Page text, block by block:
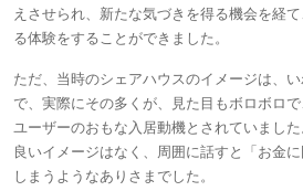
えさせられ、新たな気づきを得る機会を経
る体験をすることができました。
ただ、当時のシェアハウスのイメージは、
で、実際にその多くが、見た目もボロボロ
ユーザーのおもな入居動機とされていまし
良いイメージはなく、周囲に話すと「お金
しまうようなありさまでした。